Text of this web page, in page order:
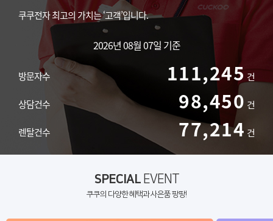
쿠쿠전자 최고의 가치는 ‘고객’입니다.
2026년 08월 07일 기준
방문자수 111,245 건
상담건수 98,450 건
렌탈건수 77,214 건
SPECIALEVENT
쿠쿠의 다양한 혜택과 사은품 팡팡!